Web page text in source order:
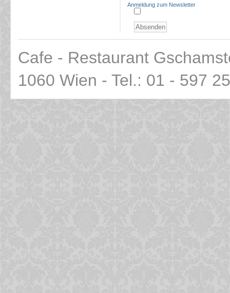
Anmeldung zum Newsletter
Cafe - Restaurant
1060 Wien - Tel.: 01 - 597